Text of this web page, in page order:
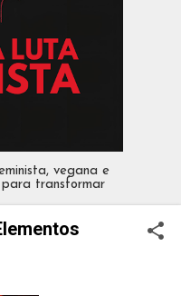
vegana e
transformar